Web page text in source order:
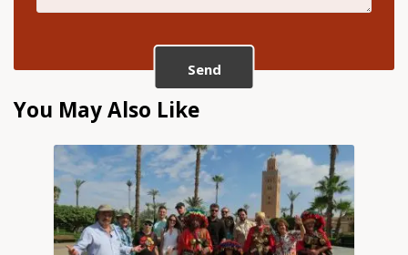
Send
You May Also Like